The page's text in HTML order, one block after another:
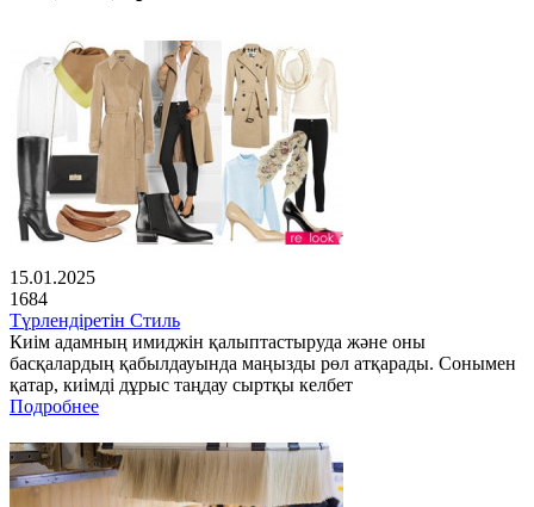
15.01.2025
1684
Түрлендіретін Стиль
Киім адамның имиджін қалыптастыруда және оны
басқалардың қабылдауында маңызды рөл атқарады. Сонымен
қатар, киімді дұрыс таңдау сыртқы келбет
Подробнее